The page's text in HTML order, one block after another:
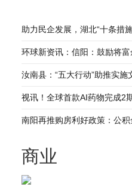
助力民企发展，湖北“十条措
环球新资讯：信阳：鼓励将
汝南县：“五大行动”助推实施
视讯！全球首款AI药物完成2
南阳再推购房利好政策：公积
商业